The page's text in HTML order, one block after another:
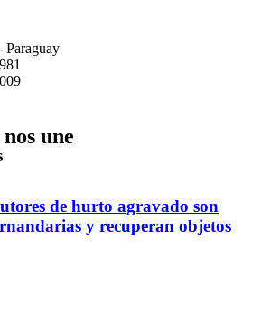
Paraguay
une
de hurto agravado son
y recuperan objetos